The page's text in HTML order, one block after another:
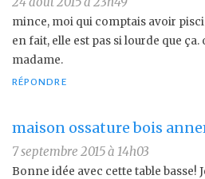
mince, moi qui comptais avoir
en fait, elle est pas si lourde que ça.
madame.
RÉPONDRE
maison ossature bois
7 septembre 2015 à 14h03
Bonne idée avec cette table basse!